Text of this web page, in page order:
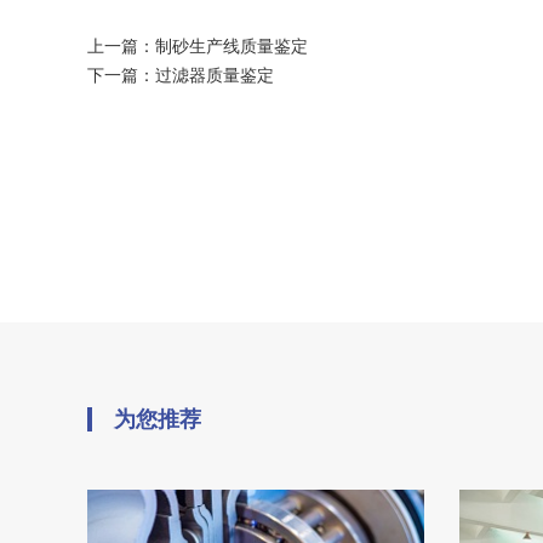
上一篇： 制砂生产线质量鉴定
下一篇： 过滤器质量鉴定
为您推荐